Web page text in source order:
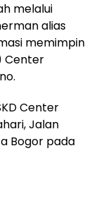
melalui
alias
memimpin
Center
Center
Jalan
Bogor pada